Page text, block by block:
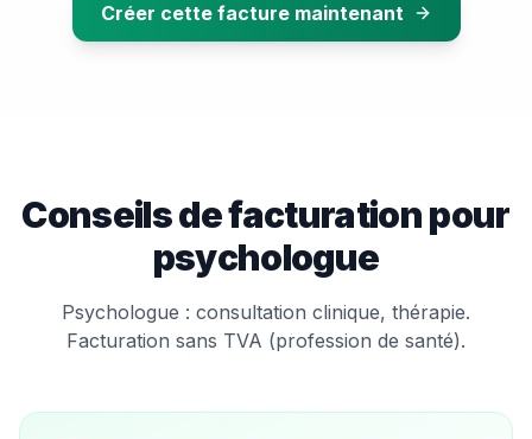
Créer cette facture maintenant
Conseils de facturation pour
psychologue
Psychologue : consultation clinique, thérapie.
Facturation sans TVA (profession de santé).